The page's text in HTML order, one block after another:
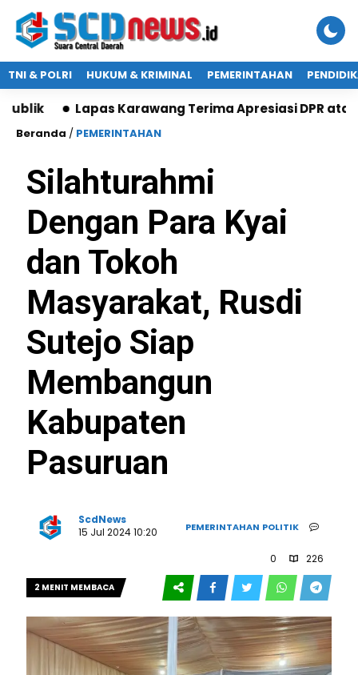
TNI & POLRI HUKUM & KRIMINAL PEMERINTAHAN
Lapas Karawang Terima Apresiasi DPR atas Program
Beranda / PEMERINTAHAN
Silahturahmi
Dengan Para Kyai
dan Tokoh
Masyarakat, Rusdi
Sutejo Siap
Membangun
Kabupaten
Pasuruan
ScdNews
15 Jul 2024 10:20
PEMERINTAHAN POLITIK
0 226
2 MENIT MEMBACA